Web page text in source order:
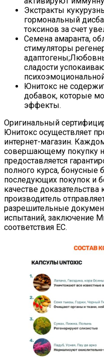
Экстракты
гормональный
токсинов за счет
Семена амаранта,
стимуляторы
сладости
Юнитокс не
добавок, которые
эффекты.
Оригинальный
Юнитокс осуществляет
интернет-магазин.
совершающему покупку
предоставляется
полного курса, бонусные
последующих покупок и
качестве
производитель
разрешительные
испытаний, заключение
соответствия ЕС.